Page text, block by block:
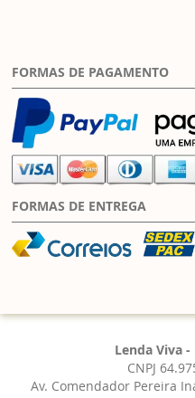
FORMAS DE PAGAMENTO
FORMAS DE ENTREGA
Lenda Viva -
CNPJ
Av. Comendador Pereira